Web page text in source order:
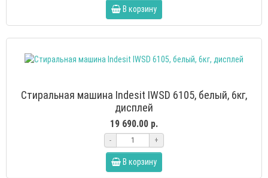
В корзину
Стиральная машина Indesit IWSD 6105, белый, 6кг,
дисплей
19 690.00 р.
- +
В корзину